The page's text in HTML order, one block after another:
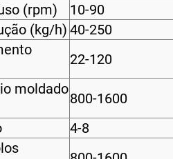
(rpm)
10-90
(kg/h) 40-250
22-120
moldado
800-1600
4-8